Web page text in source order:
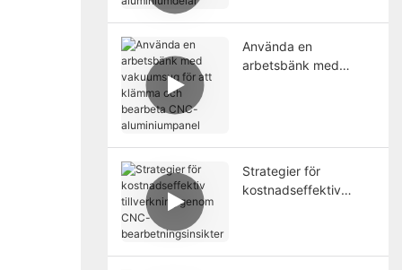
Använda en
arbetsbänk med
Strategier för
kostnadseffektiv